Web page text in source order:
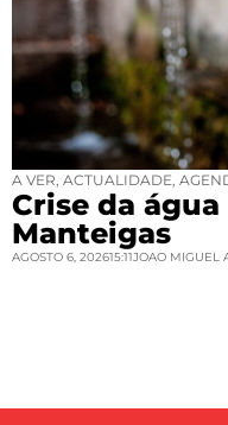
A VER, ACTUALIDADE,
Crise da
Manteigas
AGOSTO 6, 202615:11JOAO MIGUEL